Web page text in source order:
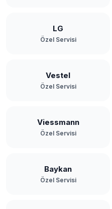
LG
Özel Servisi
Vestel
Özel Servisi
Viessmann
Özel Servisi
Baykan
Özel Servisi